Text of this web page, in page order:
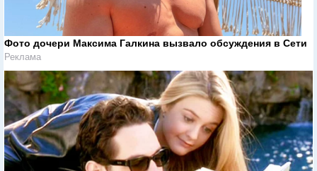
Фото дочери Максима Галкина вызвало обсуждения в Сети
Реклама